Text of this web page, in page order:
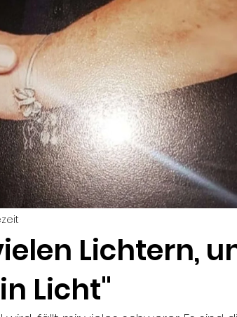
Nimo 🤍 🖤🖤🦋 Mobbing
Lichtern,
Licht"